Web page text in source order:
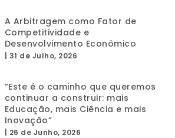
A Arbitragem como Fator de
Competitividade e
Desenvolvimento Económico
31 de Julho, 2026
“Este é o caminho que queremos
continuar a construir: mais
Educação, mais Ciência e mais
Inovação”
26 de Junho, 2026